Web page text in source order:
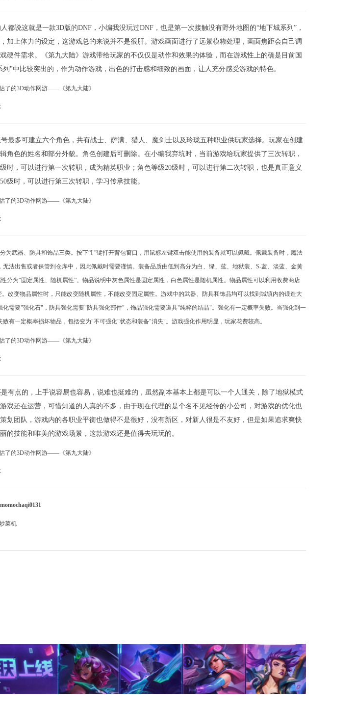
都说这就是一款3D版的DNF，小编我没玩过DNF，也是第一次接触没有野外地图的“地下城系列”，
加上体力的设定，这游戏总的来说并不是很肝。游戏画面进行了远景模糊处理，画面焦距会自己调
硬件需求。《第九大陆》游戏带给玩家的不仅仅是动作和效果的体验，而在游戏性上的确是目前国
"中比较突出的，作为动作游戏，出色的打击感和细致的画面，让人充分感受游戏的特色。
最多可建立六个角色，共有战士、萨满、猎人、魔剑士以及玲珑五种职业供玩家选择。玩家在创建
角色的姓名和部分外貌。角色创建后可删除。在小编我弃坑时，当前游戏给玩家提供了三次转职，
时，可以进行第一次转职，成为精英职业；角色等级20级时，可以进行第二次转职，也是真正意义
级时，可以进行第三次转职，学习传承技能。
为武器、防具和饰品三类。按下“I ”键打开背包窗口，用鼠标左键双击能使用的装备就可以佩戴。佩戴装备时，魔法
无法出售或者保管到仓库中，因此佩戴时需要谨慎。装备品质由低到高分为白、绿、蓝、地狱装、S-蓝、淡蓝、金黄
分为“固定属性、随机属性”。物品说明中灰色属性是固定属性，白色属性是随机属性。物品属性可以利用收费商店
。改变物品属性时，只能改变随机属性，不能改变固定属性。游戏中的武器、防具和饰品均可以找到城镇内的锻造大
化需要"强化石"，防具强化需要"防具强化部件"，饰品强化需要道具"纯粹的结晶"。强化有一定概率失败。当强化到一
败有一定概率损坏物品，包括变为"不可强化"状态和装备"消失"。游戏强化作用明显，玩家花费较高。
有点的，上手说容易也容易，说难也挺难的，虽然副本基本上都是可以一个人通关，除了地狱模式
戏还在运营，可惜知道的人真的不多，由于现在代理的是个名不见经传的小公司，对游戏的优化也
划团队，游戏内的各职业平衡也做得不是很好，没有新区，对新人很是不友好，但是如果追求爽快
的技能和唯美的游戏场景，这款游戏还是值得去玩玩的。
菜机